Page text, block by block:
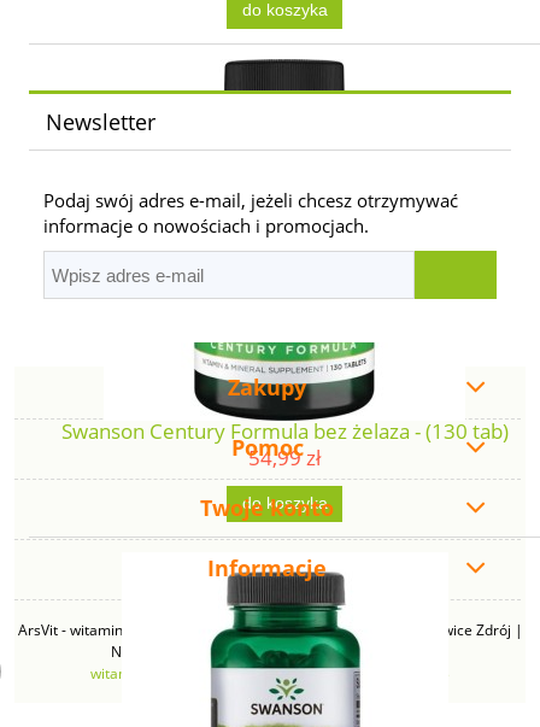
do koszyka
Swanson Century Formula bez żelaza - (130 tab)
54,99 zł
do koszyka
Newsletter
Podaj swój adres e-mail, jeżeli chcesz otrzymywać
informacje o nowościach i promocjach.
Zakupy
Pomoc
Twoje konto
Informacje
ArsVit - witaminyswanson.pl | ul. Zimowa 49B, 43-230 Goczałkowice Zdrój |
NIP: 6381219140 | REGON: 276280385 | Email:
witaminyswanson@gmail.com| Telefon: 665 626 833